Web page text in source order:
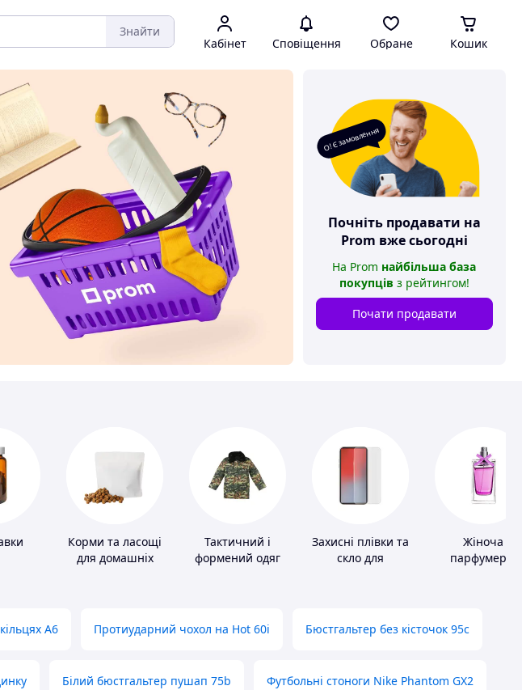
Знайти
Кабінет Сповіщення Обране Кошик
О! Є замовлення
Почніть продавати на
Prom вже сьогодні
На Prom найбільша база
покупців з рейтингом!
Почати продавати
Корми та ласощі
для домашніх
Тактичний і
формений одяг
Захисні плівки та
скло для
Жіноча
парфумерія
А6 Протиударний чохол на Hot 60i Бюстгальтер без кісточок 95с
Білий бюстгальтер пушап 75b Футбольні стоноги Nike Phantom GX2